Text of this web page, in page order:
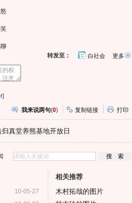
更多开
转发至： 白社会
我来说两句(0) 复制链接 打印
归真堂养熊基地开放日
10-05-27
相关推荐
木村拓哉的图片